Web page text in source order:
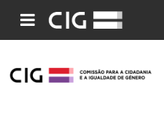
Pesquisar